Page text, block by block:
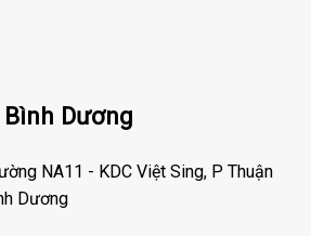
Dương
NA11 - KDC Việt Sing, P Thuận
Dương